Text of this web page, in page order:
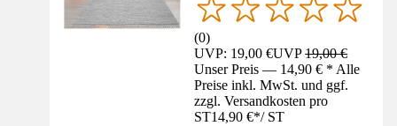
(0)
UVP: 19,00 €UVP19,00 €
Unser Preis — 14,90 € * Alle
Preise inkl. MwSt. und ggf.
zzgl. Versandkosten pro
ST14,90 €*/ ST